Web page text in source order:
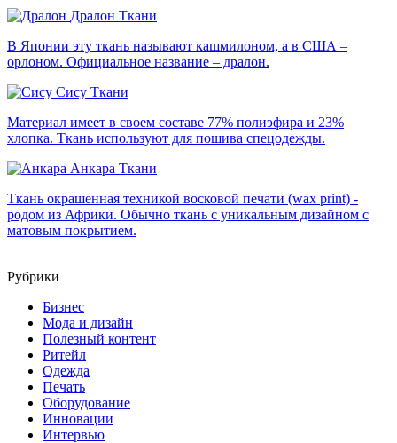
Дралон Ткани
В Японии эту ткань называют кашмилоном, а в США –
орлоном. Официальное название – дралон.
Сису Ткани
Материал имеет в своем составе 77% полиэфира и 23%
хлопка. Ткань используют для пошива спецодежды.
Анкара Ткани
Ткань окрашенная техникой восковой печати (wax print) -
родом из Африки. Обычно ткань с уникальным дизайном с
матовым покрытием.
Рубрики
Бизнес
Мода и дизайн
Полезный контент
Ритейл
Одежда
Печать
Оборудование
Инновации
Интервью